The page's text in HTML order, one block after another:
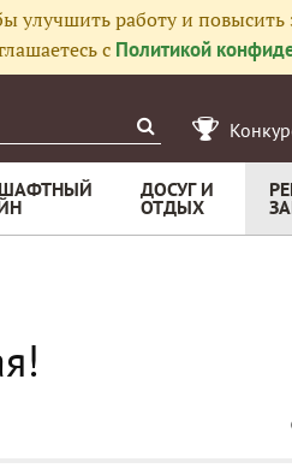
улучшить работу и повысить
с Политикой
ДОСУГ И
ОТДЫХ